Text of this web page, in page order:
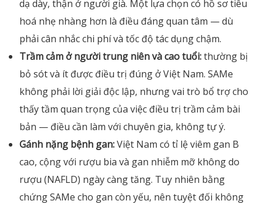
dạ dày, thận ở người già. Một lựa chọn có hồ sơ tiêu
hoá nhẹ nhàng hơn là điều đáng quan tâm — dù
phải cân nhắc chi phí và tốc độ tác dụng chậm.
Trầm cảm ở người trung niên và cao tuổi:thường bị
bỏ sót và ít được điều trị đúng ở Việt Nam. SAMe
không phải lời giải độc lập, nhưng vai trò bổ trợ cho
thấy tầm quan trọng của việc điều trị trầm cảm bài
bản — điều cần làm với chuyên gia, không tự ý.
Gánh nặng bệnh gan:Việt Nam có tỉ lệ viêm gan B
cao, cộng với rượu bia và gan nhiễm mỡ không do
rượu (NAFLD) ngày càng tăng. Tuy nhiên bằng
chứng SAMe cho gan còn yếu, nên tuyệt đối không